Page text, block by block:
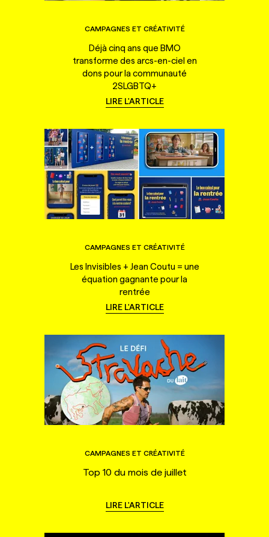
CAMPAGNES ET CRÉATIVITÉ
Déjà cinq ans que BMO
transforme des arcs-en-ciel en
dons pour la communauté
2SLGBTQ+
LIRE L'ARTICLE
CAMPAGNES ET CRÉATIVITÉ
Les Invisibles + Jean Coutu = une
équation gagnante pour la
rentrée
LIRE L'ARTICLE
CAMPAGNES ET CRÉATIVITÉ
Top 10 du mois de juillet
LIRE L'ARTICLE